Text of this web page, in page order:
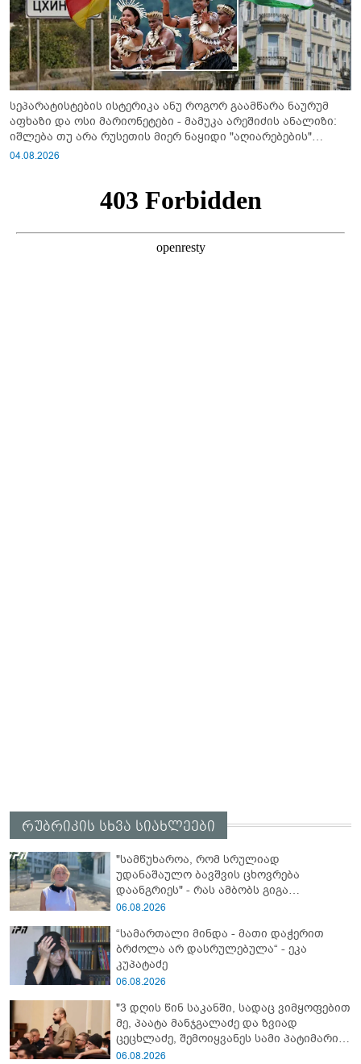
სეპარატისტების ისტერიკა ანუ როგორ გაამწარა ნაურუმ
აფხაზი და ოსი მარიონეტები - მამუკა არეშიძის ანალიზი:
იშლება თუ არა რუსეთის მიერ ნაყიდი "აღიარებების"
სისტემა?!
04.08.2026
რუბრიკის სხვა სიახლეები
"სამწუხაროა, რომ სრულიად
უდანაშაულო ბავშვის ცხოვრება
დაანგრიეს" - რას ამბობს გიგა
ავალიანის საქმეზე დაკავებული
06.08.2026
“სამართალი მინდა - მათი დაჭერით
ბრძოლა არ დასრულებულა“ - ეკა
კუპატაძე
06.08.2026
"3 დღის წინ საკანში, სადაც ვიმყოფებით
მე, პაატა მანჯგალაძე და ზვიად
ცეცხლაძე, შემოიყვანეს სამი პატიმარი
ისე, რომ ჩვენთვის არ უკითხავთ" - რას
06.08.2026